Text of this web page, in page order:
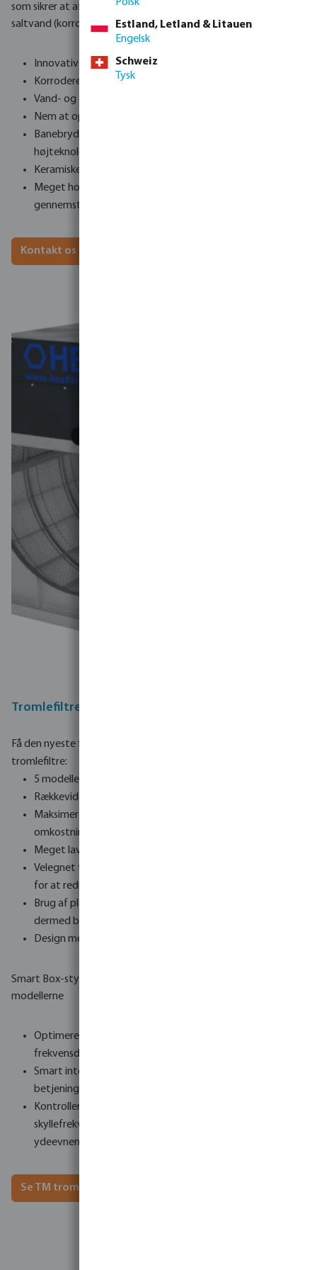
som sikrer at affaldet let glider mod afløbet, bygget til
saltvand (korrosionsbestandige materialer – UV resistent PE).
Innovativt dansk design - Fremstillet i Tyskland
Korroderer ikke, selv i varmt saltvand
Vand- og energibesparende med HEX E-kontrol
Nem at operere og med lav vedligeholdelse
Banebrydende tromledesign - fremstillet af
højteknologisk letvægtspolymer, 100% afbalanceret
Keramiske lejer af høj kvalitet, som ikke korroderer
Meget holdbar, velegnet til RAS og
gennemstrømningssystemer
Kontakt os for priser og mere information
Tromlefiltre TM-serien
Få den nyeste filtreringsteknologi med vores nye serie af
tromlefiltre:
5 modeller at vælge imellem
Rækkevidde fra 5m3h til 140m3h afhængig af modellen
Maksimeret maskeareal for reduceret vandforbrug og
omkostninger
Meget lavt elektrisk strømforbrug (0.18 - 0.55kw)
Velegnet til saltvandsapplikationer - fremstillet af plast
for at reducere korrosion
Brug af plast giver bedre LCA (Life Cycle Assessment) og er
dermed bedre for miljøet
Design med lav vedligeholdelse
Smart Box-styring – fås kun med TM3-, TM4- og TM5-
modellerne
Optimeret energieffektivitet takket være variabelt
frekvensdrev
Smart interface med flerfarvet LED-panel for nem
betjening
Kontroller og mål parametre som strømforbrug,
skyllefrekvens, åbningstider - alt sammen for at optimere
ydeevnen
Se TM tromlefiltre
Estland, Letland & Litauen
Engelsk
Schweiz
Tysk